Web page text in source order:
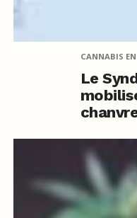
CANNABIS
Le